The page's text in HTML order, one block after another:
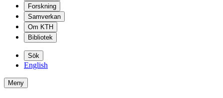
Forskning
Samverkan
Om KTH
Bibliotek
Sök
English
Meny